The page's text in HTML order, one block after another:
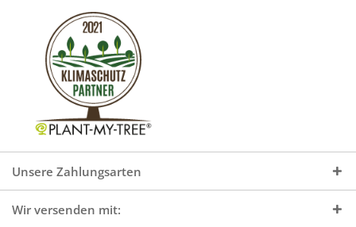
Unsere Zahlungsarten
Wir versenden mit: